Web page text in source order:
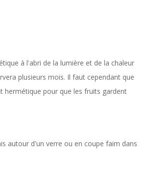
à l'abri de la lumière et de la chaleur
plusieurs mois. Il faut cependant que
hermétique pour que les fruits gardent
autour d'un verre ou en coupe faim dans